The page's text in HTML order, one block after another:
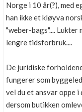
Norge i 10 år(?), med
han ikke et kløyva
"weber-bags"....
lengre tidsforbruk....
De juridiske
fungerer som
vel du et ansvar oppe i
dersom butikken